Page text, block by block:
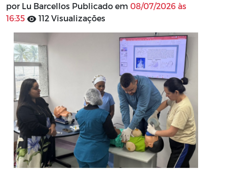
por Lu Barcellos Publicado em 08/07/2026 às
16:35
112 Visualizações